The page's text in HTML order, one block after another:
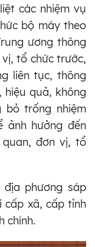
các nhiệm vụ
bộ máy theo
ương thông
tổ chức trước,
liên tục, thông
hiệu quả, không
bỏ trống nhiệm
ảnh hưởng đến
đơn vị, tổ
phương sáp
cấp xã, cấp tỉnh
chính.